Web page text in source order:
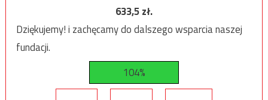
633,5zł.
Dziękujemy! i zachęcamy do dalszego wsparcia naszej
fundacji.
104%